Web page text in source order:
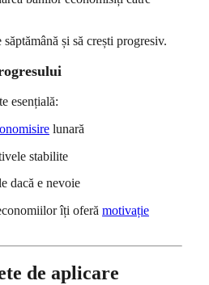
și să crești progresiv.
esențială:
lunară
stabilite
dacă e nevoie
îți oferă motivație
de aplicare